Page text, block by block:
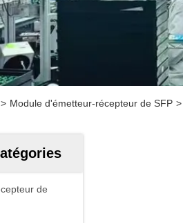
> Module d'émetteur-récepteur de SFP >
de